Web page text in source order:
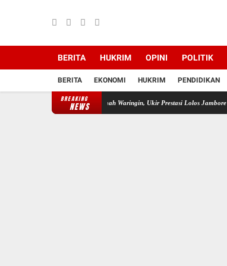
BERITA HUKRIM OPINI POLITIK
BERITA EKONOMI HUKRIM PENDIDIKAN
BREAKING
NEWS
Islam Daulatul Ummah Waringin, Ukir Prestasi Lolos Jambore Nasional di